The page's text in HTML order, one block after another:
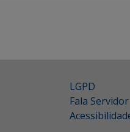
LGPD
Fala Servidor